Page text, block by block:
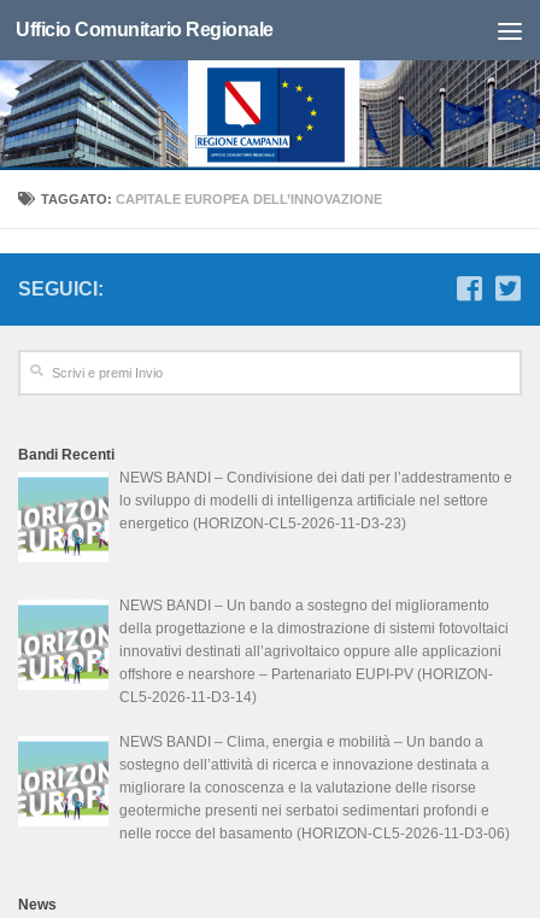
Ufficio Comunitario Regionale
TAGGATO:CAPITALE EUROPEA DELL’INNOVAZIONE
SEGUICI:
Bandi Recenti
NEWS BANDI – Condivisione dei dati per l’addestramento e
lo sviluppo di modelli di intelligenza artificiale nel settore
energetico (HORIZON-CL5-2026-11-D3-23)
NEWS BANDI – Un bando a sostegno del miglioramento
della progettazione e la dimostrazione di sistemi fotovoltaici
innovativi destinati all’agrivoltaico oppure alle applicazioni
offshore e nearshore – Partenariato EUPI-PV (HORIZON-
CL5-2026-11-D3-14)
NEWS BANDI – Clima, energia e mobilità – Un bando a
sostegno dell’attività di ricerca e innovazione destinata a
migliorare la conoscenza e la valutazione delle risorse
geotermiche presenti nei serbatoi sedimentari profondi e
nelle rocce del basamento (HORIZON-CL5-2026-11-D3-06)
News